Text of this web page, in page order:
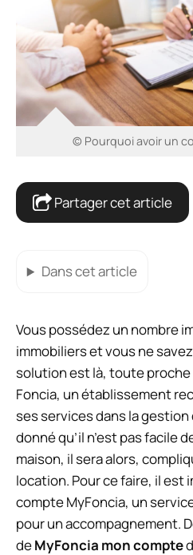
© Pourquoi avoir un
Partager cet article
Dans cet article
Vous possédez un nombre
immobiliers et vous ne
solution est là, toute proche
Foncia, un établissement
ses services dans la
donné qu’il n’est pas facile
maison, il sera alors,
location. Pour ce faire, il est
compte MyFoncia, un
pour un accompagnement.
deMyFoncia mon compte